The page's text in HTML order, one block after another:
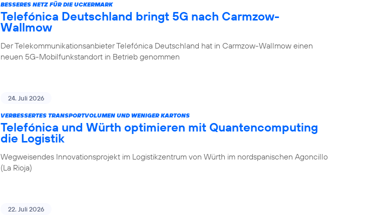
BESSERES NETZ FÜR DIE UCKERMARK
Telefónica Deutschland bringt 5G nach Carmzow-
Wallmow
Der Telekommunikationsanbieter Telefónica Deutschland hat in Carmzow-Wallmow einen
neuen 5G-Mobilfunkstandort in Betrieb genommen
24. Juli 2026
VERBESSERTES TRANSPORTVOLUMEN UND WENIGER KARTONS
Telefónica und Würth optimieren mit Quantencomputing
die Logistik
Wegweisendes Innovationsprojekt im Logistikzentrum von Würth im nordspanischen Agoncillo
(La Rioja)
22. Juli 2026